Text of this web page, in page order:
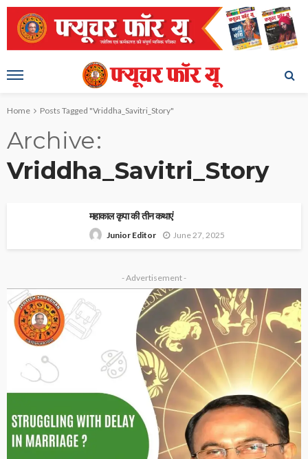
Home Posts Tagged "Vriddha_Savitri_Story"
Archive
Vriddha_Savitri_Story
महाकाल कृपा की तीन कथाएं
Junior Editor June 27, 2025
- Advertisement -